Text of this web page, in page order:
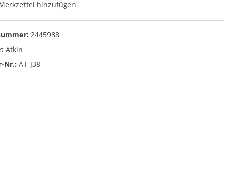
hinzufügen
2445988
Atkin
Nr.: AT-J38